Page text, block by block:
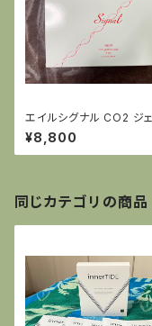
エイルシグナル CO2 ジ
イスパック
¥8,800
同じカテゴリの商品